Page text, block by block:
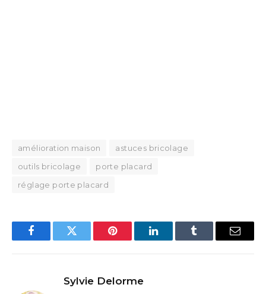
amélioration maison
astuces bricolage
outils bricolage
porte placard
réglage porte placard
FacebookTwitter Pinterest LinkedInTumblr Email
Sylvie Delorme